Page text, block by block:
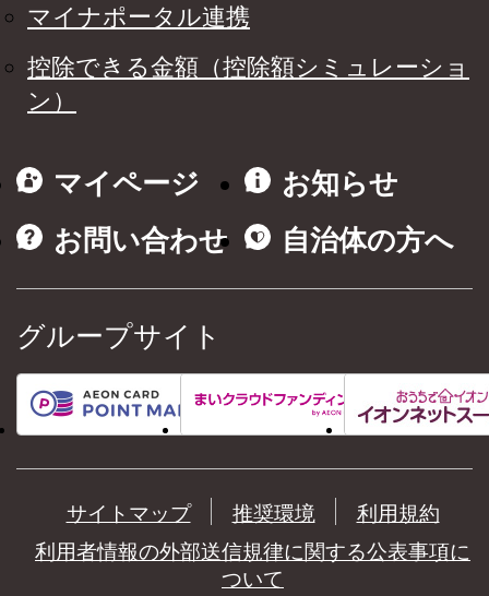
マイナポータル連携
控除できる金額（控除額シミュレーショ
ン）
マイページ
お知らせ
お問い合わせ
自治体の方へ
グループサイト
サイトマップ 推奨環境
利用規約
利用者情報の外部送信規律に関する公表事項に
ついて